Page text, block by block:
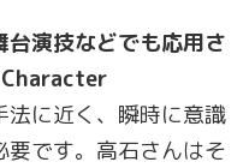
台演技などでも応用さ
法に近く、瞬時に意識
です。高石さんはそ